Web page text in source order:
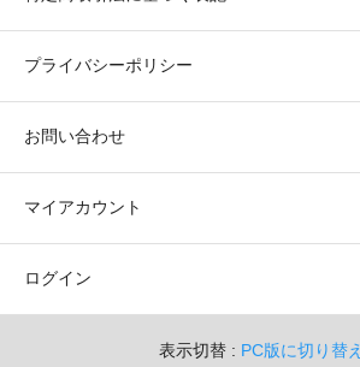
プライバシーポリシー
お問い合わせ
マイアカウント
ログイン
表示切替 : PC版に切り替